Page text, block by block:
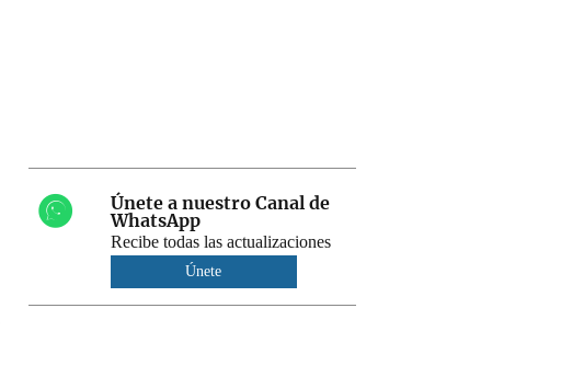
Únete a nuestro Canal de
WhatsApp
Recibe todas las actualizaciones
Únete